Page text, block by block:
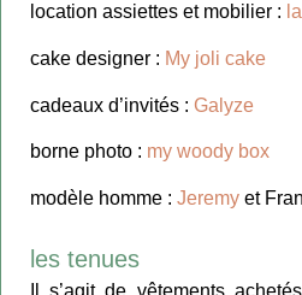
location assiettes et mobilier :
cake designer : My joli cake
cadeaux d’invités : Galyze
borne photo : my woody box
modèle homme : Jeremy et
les tenues
Il s’agit de vêtements